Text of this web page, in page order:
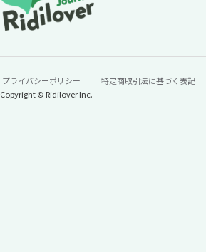
プライバシーポリシー
特定商取引法に基づく表記
Copyright © Ridilover Inc.